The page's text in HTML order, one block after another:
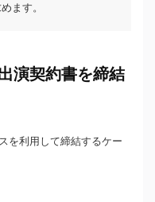
ます。
演契約書を締結
を利用して締結するケー